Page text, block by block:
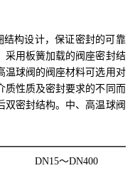
构设计，保证密封的可靠
采用板簧加载的阀座密封结
温球阀的阀座材料可选用对
质性质及密封要求的不同而
双密封结构。中、高温球阀
DN15～DN400